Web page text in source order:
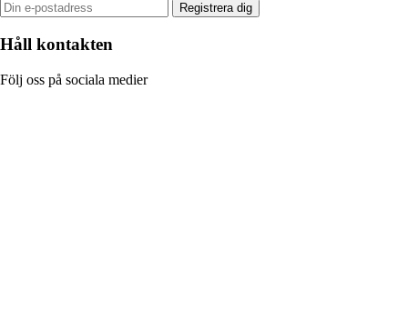
Registrera dig
Håll kontakten
Följ oss på sociala medier